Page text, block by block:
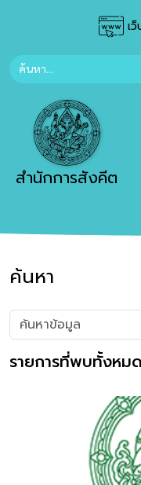
เ
สำนักการสังคีต
ค้นหา
รายการที่พบทั้งหม